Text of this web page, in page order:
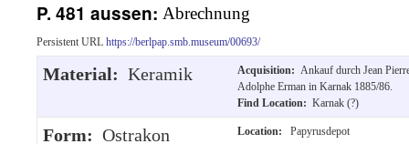
P. 481 aussen: Abrechnung
Persistent URL https://berlpap.smb.museum/00693/
Material: Keramik Acquisition: Ankauf durch Jean
Adolphe Erman in Karnak 1885/86.
Find Location: Karnak (?)
Form: Ostrakon Location: Papyrusdepot